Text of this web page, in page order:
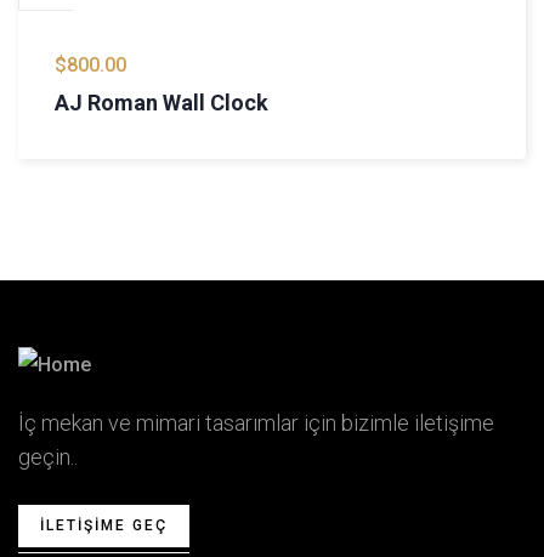
$800.00
AJ Roman Wall Clock
İç mekan ve mimari tasarımlar için bizimle iletişime
geçin..
ILETIŞIME GEÇ